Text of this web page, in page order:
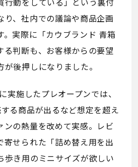
り、社内での議論や商品企画
。実際に「カウブランド 青箱
る判断も、お客様からの要望
後押しになりました。
実施したプレオープンでは、
る商品が出るなど想定を超え
ンの熱量を改めて実感。レビ
寄せられた「詰め替え用を出
歩き用のミニサイズが欲しい